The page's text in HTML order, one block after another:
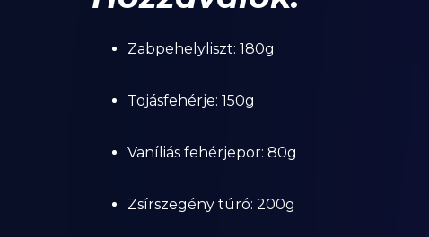
Zabpehelyliszt: 180g
Tojásfehérje: 150g
Vaníliás fehérjepor: 80g
Zsírszegény túró: 200g